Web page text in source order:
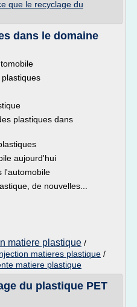
que le recyclage du
dans le domaine
plastiques dans
aujourd'hui
l'automobile
de nouvelles...
matiere plastique /
matieres plastique /
matiere plastique
du plastique PET